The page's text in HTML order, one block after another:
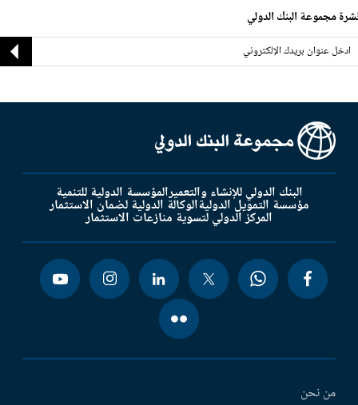
مجموعة البنك الدولي
البنك الدولي للإنشاء والتعميرالمؤسسة الدولية للتنمية
مؤسسة التمويل الدوليةالوكالة الدولية لضمان الاستثمار
المركز الدولي لتسوية منازعات الاستثمار
من نحن